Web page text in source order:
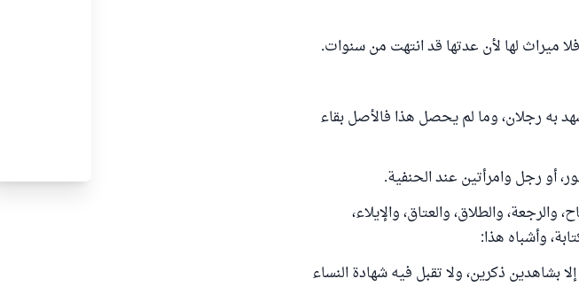
ميراث لها لأن عدتها قد انتهت من سنوات.
به رجلان، وما لم يحصل هذا فالأصل بقاء
أو رجل وامرأتين عند الحنفية.
والرجعة، والطلاق، والعتاق، والإيلاء،
وأشباه هذا:
بشاهدين ذكرين، ولا تقبل فيه شهادة النساء